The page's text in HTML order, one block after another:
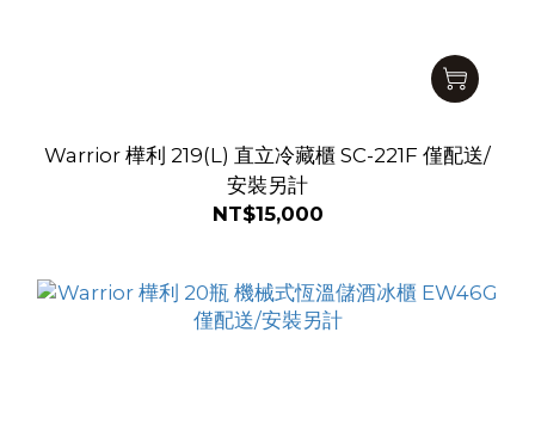
Warrior 樺利 219(L) 直立冷藏櫃 SC-221F 僅配送/
安裝另計
NT$15,000